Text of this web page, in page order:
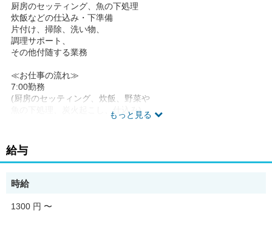
もっと見る
厨房のセッティング、魚の下処理
炊飯などの仕込み・下準備
片付け、掃除、洗い物、
調理サポート、
その他付随する業務
≪お仕事の流れ≫
7:00勤務
(厨房のセッティング、炊飯、野菜や
魚の下処理、炭火起こし、仕込み)
一部の調理(簡単なもの)
↓
初心者も先輩スタッフが親切･丁寧
にご指導致します♪
まずは笑顔で挨拶をすることから始めましょう！！
給与
時給
1300 円 〜